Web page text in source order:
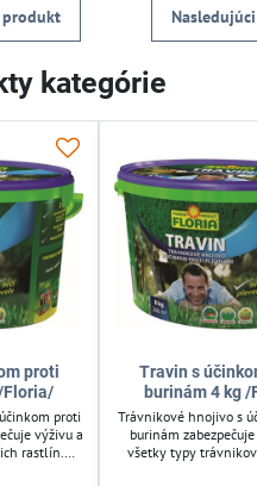
produkt
kategórie
proti
Floria/
proti
výživu a
rastlín.
Travin s
burinám 4 kg
Trávnikové hnojivo s
burinám
všetky typy